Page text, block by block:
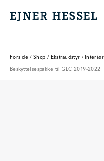
EJNER HESSEL
EJNER HESSEL
Forside / Shop / Ekstraudstyr / Interiør
Beskyttelsespakke til GLC 2019-2022